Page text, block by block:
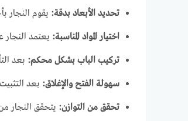
تحديد الأبعاد بدقة: يقوم النجار
اختيار المواد المناسبة: يعتمد النجار
تركيب الباب بشكل محكم: بعد
سهولة الفتح والإغلاق: بعد
تحقق من التوازن: يتحقق النجار